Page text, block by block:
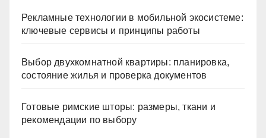
Рекламные технологии в мобильной экосистеме:
ключевые сервисы и принципы работы
Выбор двухкомнатной квартиры: планировка,
состояние жилья и проверка документов
Готовые римские шторы: размеры, ткани и
рекомендации по выбору